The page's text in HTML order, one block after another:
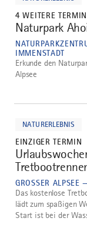
4 WEITERE
3
Naturpark
IMMENSTADT
Erkunde den
Alpsee
NATURERLEBNIS
EINZIGER TERMIN
4
GROSSER ALPSEE
Das kostenlose
lädt zum spaßigen
Start ist bei der